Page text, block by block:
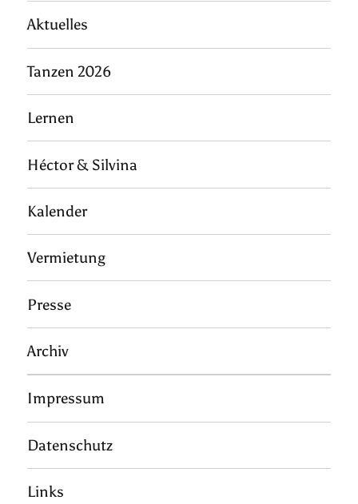
Aktuelles
Tanzen 2026
Lernen
Héctor & Silvina
Kalender
Vermietung
Presse
Archiv
Impressum
Datenschutz
Links